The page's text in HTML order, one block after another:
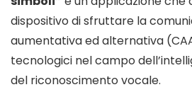
dispositivo di sfruttare la
aumentativa ed alternativa
tecnologici nel campo
del riconoscimento vocale.